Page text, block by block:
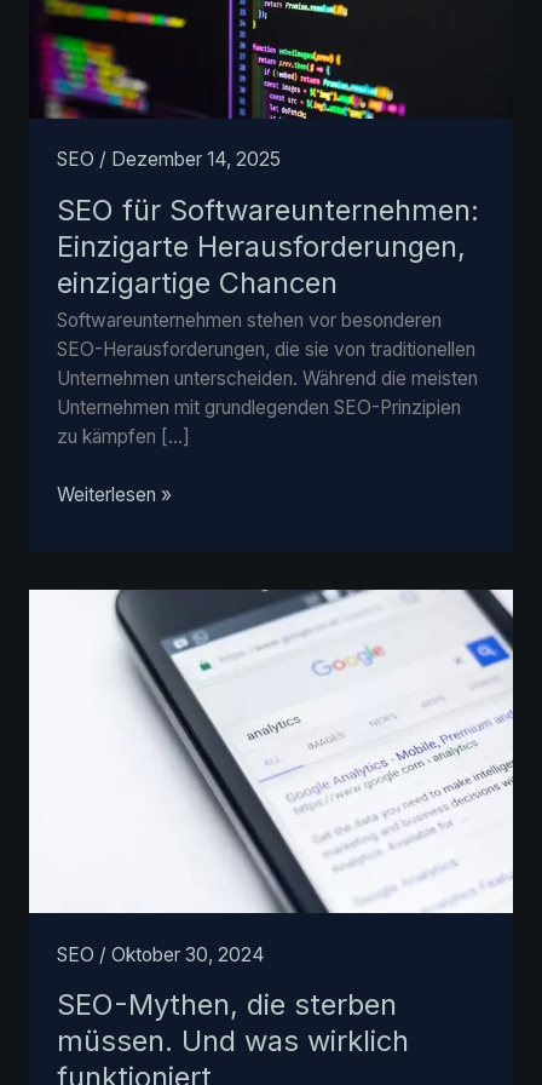
SEO / Dezember 14, 2025
SEO für Softwareunternehmen:
Einzigarte Herausforderungen,
einzigartige Chancen
Softwareunternehmen stehen vor besonderen
SEO-Herausforderungen, die sie von traditionellen
Unternehmen unterscheiden. Während die meisten
Unternehmen mit grundlegenden SEO-Prinzipien
zu kämpfen […]
SEO
Herausforderungen,
einzigartige
Weiterlesen »
SEO /Oktober 30, 2024
SEO-Mythen, die sterben
müssen. Und was wirklich
funktioniert